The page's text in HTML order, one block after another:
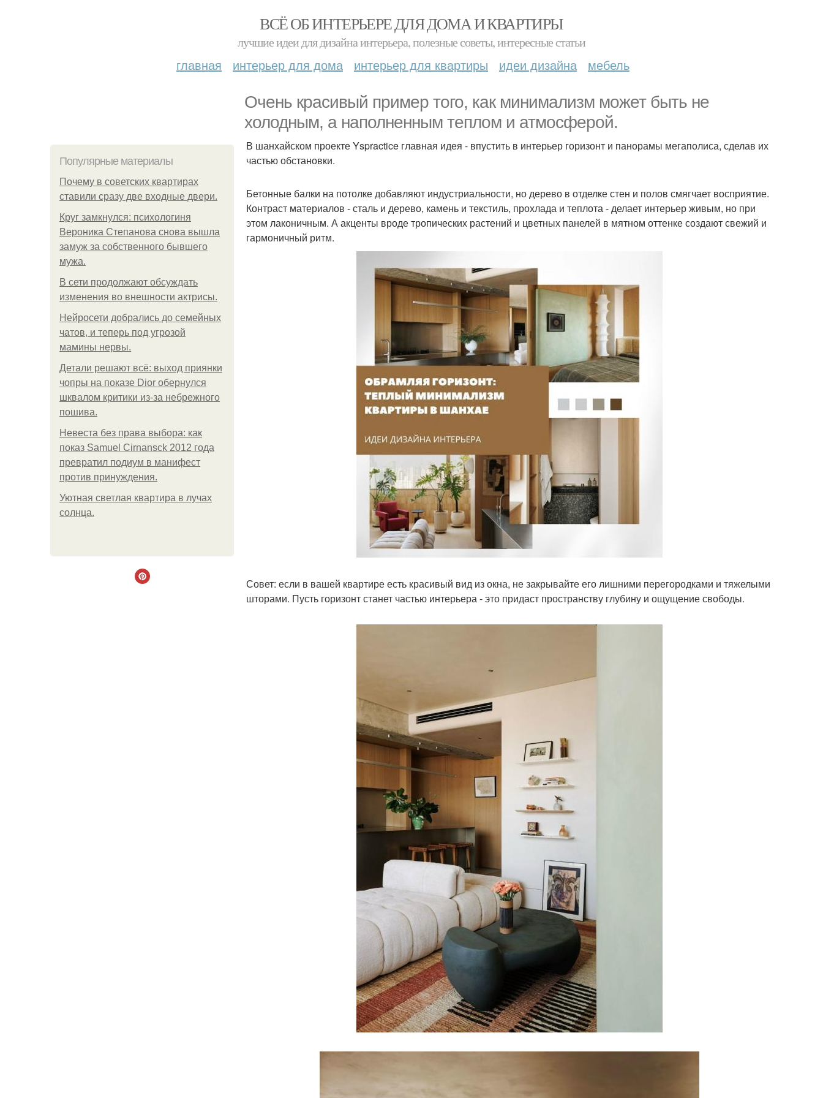
ВСЁ ОБ ИНТЕРЬЕРЕ ДЛЯ ДОМА И КВАРТИРЫ
лучшие идеи для дизайна интерьера, полезные советы, интересные статьи
главная интерьер для дома интерьер для квартиры идеи дизайна мебель
Очень красивый пример того, как минимализм может быть не
холодным, а наполненным теплом и атмосферой.
Популярные материалы
Почему в советских квартирах
ставили сразу две входные двери.
Круг замкнулся: психологиня
Вероника Степанова снова вышла
замуж за собственного бывшего
мужа.
В сети продолжают обсуждать
изменения во внешности актрисы.
Нейросети добрались до семейных
чатов, и теперь под угрозой
мамины нервы.
Детали решают всё: выход приянки
чопры на показе Dior обернулся
шквалом критики из-за небрежного
пошива.
Невеста без права выбора: как
показ Samuel Cirnansck 2012 года
превратил подиум в манифест
против принуждения.
Уютная светлая квартира в лучах
солнца.
В шанхайском проекте Yspractice главная идея - впустить в интерьер горизонт и панорамы мегаполиса, сделав их
частью обстановки.
Бетонные балки на потолке добавляют индустриальности, но дерево в отделке стен и полов смягчает восприятие.
Контраст материалов - сталь и дерево, камень и текстиль, прохлада и теплота - делает интерьер живым, но при
этом лаконичным. А акценты вроде тропических растений и цветных панелей в мятном оттенке создают свежий и
гармоничный ритм.
Совет: если в вашей квартире есть красивый вид из окна, не закрывайте его лишними перегородками и тяжелыми
шторами. Пусть горизонт станет частью интерьера - это придаст пространству глубину и ощущение свободы.